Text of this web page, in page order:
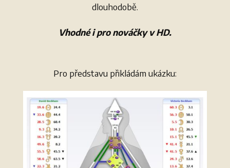
dlouhodobě.
Vhodné i pro nováčky v HD.
Pro představu přikládám ukázku: